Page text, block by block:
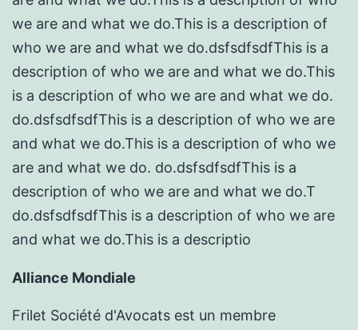
we are and what we do.This is a description of
who we are and what we do.dsfsdfsdfThis is a
description of who we are and what we do.This
is a description of who we are and what we do.
do.dsfsdfsdfThis is a description of who we are
and what we do.This is a description of who we
are and what we do. do.dsfsdfsdfThis is a
description of who we are and what we do.T
do.dsfsdfsdfThis is a description of who we are
and what we do.This is a descriptio
Alliance Mondiale
Frilet Société d'Avocats est un membre